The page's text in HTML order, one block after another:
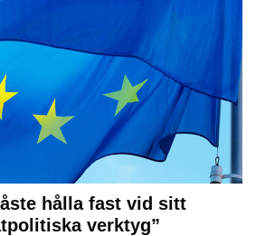
hålla fast vid sitt
verktyg”